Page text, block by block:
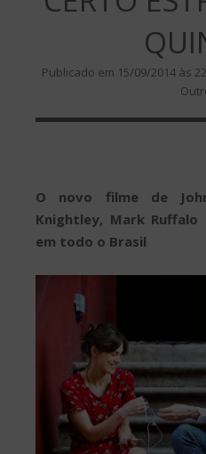
Publicado em 15/09/2014 às
O novo filme de
Knightley, Mark
em todo o Brasil